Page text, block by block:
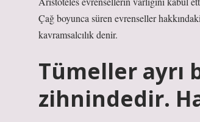
Çağ boyunca süren evrenseller
kavramsalcılık denir.
Tümeller ayrı
zihnindedir.